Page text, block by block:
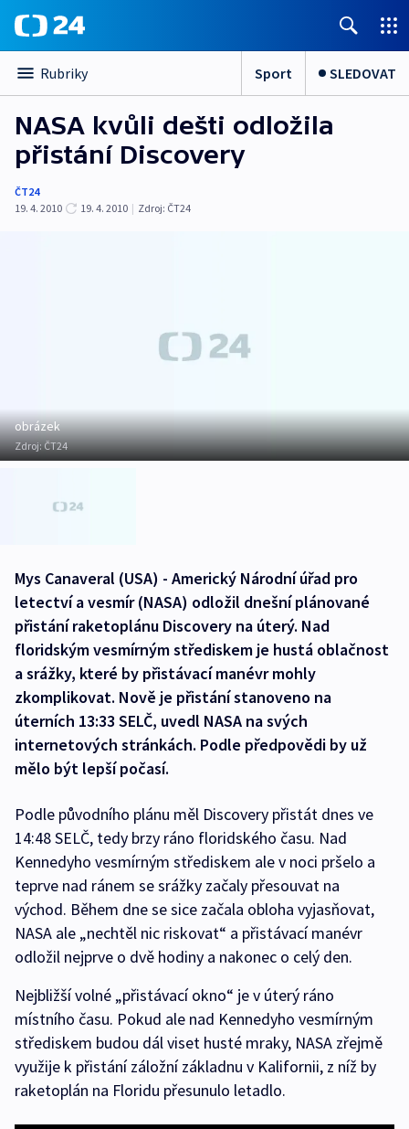
Rubriky Sport SLEDOVAT
NASA kvůli dešti odložila
přistání Discovery
ČT24
19. 4. 2010
19. 4. 2010 | Zdroj: ČT24
obrázek
Zdroj:ČT24
Mys Canaveral (USA) - Americký Národní úřad pro
letectví a vesmír (NASA) odložil dnešní plánované
přistání raketoplánu Discovery na úterý. Nad
floridským vesmírným střediskem je hustá oblačnost
a srážky, které by přistávací manévr mohly
zkomplikovat. Nově je přistání stanoveno na
úterních 13:33 SELČ, uvedl NASA na svých
internetových stránkách. Podle předpovědi by už
mělo být lepší počasí.
Podle původního plánu měl Discovery přistát dnes ve
14:48 SELČ, tedy brzy ráno floridského času. Nad
Kennedyho vesmírným střediskem ale v noci pršelo a
teprve nad ránem se srážky začaly přesouvat na
východ. Během dne se sice začala obloha vyjasňovat,
NASA ale „nechtěl nic riskovat“ a přistávací manévr
odložil nejprve o dvě hodiny a nakonec o celý den.
Nejbližší volné „přistávací okno“ je v úterý ráno
místního času. Pokud ale nad Kennedyho vesmírným
střediskem budou dál viset husté mraky, NASA zřejmě
využije k přistání záložní základnu v Kalifornii, z níž by
raketoplán na Floridu přesunulo letadlo.